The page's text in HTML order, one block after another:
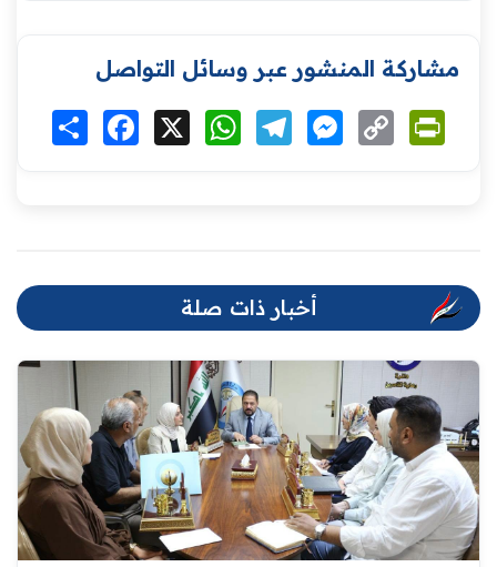
مشاركة المنشور عبر وسائل التواصل
انشر Facebook WhatsAppTelegramMessenger
Copy
Link
أخبار ذات صلة